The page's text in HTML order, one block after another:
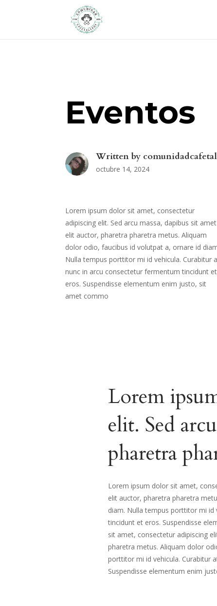
Eventos
Written by comunidadcafetal
octubre 14, 2024
Lorem ipsum dolor sit amet, consectetur
adipiscing elit. Sed arcu massa, dapibus sit amet
elit auctor, pharetra pharetra metus. Aliquam
dolor odio, faucibus id volutpat a, ornare id
Nulla tempus porttitor mi id vehicula. Curabitur
nunc in arcu consectetur fermentum tincidunt et
eros. Suspendisse elementum enim justo, sit
amet commo
Lorem
elit. Sed
pharetra
Lorem ipsum dolor sit amet,
elit auctor, pharetra pharetra
diam. Nulla tempus porttitor mi id
tincidunt et eros. Suspendisse
sit amet, consectetur adipiscing
pharetra metus. Aliquam dolor
porttitor mi id vehicula. Curabitur
Suspendisse elementum enim